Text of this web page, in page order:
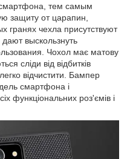
тем самым
защиту от царапин,
гранях чехла присутствуют
выскользнуть
Чохол має матову
сліди від відбитків
відчистити. Бампер
смартфона і
функціональних роз'ємів і